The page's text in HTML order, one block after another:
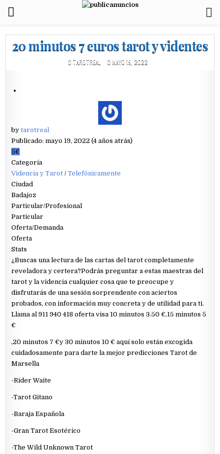
20 minutos 7 euros tarot y videntes
TAROTREAL MAYO 19, 2022
bytarotreal
Publicado: mayo 19, 2022 (4 años atrás)
5€
Categoría
Videncia y Tarot /Telefónicamente
Ciudad
Badajoz
Particular/Profesional
Particular
Oferta/Demanda
Oferta
Stats
¿Buscas una lectura de las cartas del tarot completamente
reveladora y certera?Podrás preguntar a estas maestras del
tarot y la videncia cualquier cosa que te preocupe y
disfrutarás de una sesión sorprendente con aciertos
probados, con información muy concreta y de utilidad para ti.
Llama al 911 940 418 oferta visa 10 minutos 3.50 €,15 minutos 5
€
,20 minutos 7 €y 30 minutos 10 € aquí solo están excogida
cuidadosamente para darte la mejor predicciones Tarot de
Marsella
-Rider Waite
-Tarot Gitano
-Baraja Española
-Gran Tarot Esotérico
-The Wild Unknown Tarot